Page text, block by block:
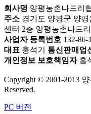
회사명 양평농촌나드리
주소 경기도 양평군 양
센터 2층 양평농촌나드리
사업자 등록번호 132-86-
대표 홍석기 통신판매업
개인정보 보호책임자홍
Copyright © 2001-2013
Reserved.
PC 버전